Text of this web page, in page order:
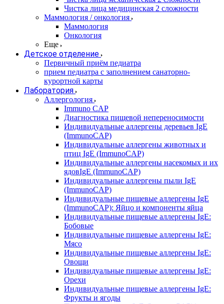
Чистка лица медицинская 2 сложности
Маммология / онкология
Маммология
Онкология
Еще
Детское отделение
Первичный приём педиатра
прием педиатра с заполнением санаторно-
курортной карты
Лаборатория
Аллергология
Immuno CAP
Диагностика пищевой непереносимости
Индивидуальные аллергены деревьев IgE
(ImmunoCAP)
Индивидуальные аллергены животных и
птиц IgE (ImmunoCAP)
Индивидуальные аллергены насекомых и их
ядовIgE (ImmunoCAP)
Индивидуальные аллергены пыли IgE
(ImmunoCAP)
Индивидуальные пищевые аллергены IgE
(ImmunoCAP): Яйцо и компоненты яйца
Индивидуальные пищевые аллергены IgE:
Бобовые
Индивидуальные пищевые аллергены IgE:
Мясо
Индивидуальные пищевые аллергены IgE:
Овощи
Индивидуальные пищевые аллергены IgE:
Орехи
Индивидуальные пищевые аллергены IgE:
Фрукты и ягоды